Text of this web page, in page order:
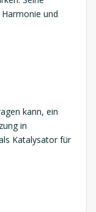
und
kann, ein
in
Katalysator für